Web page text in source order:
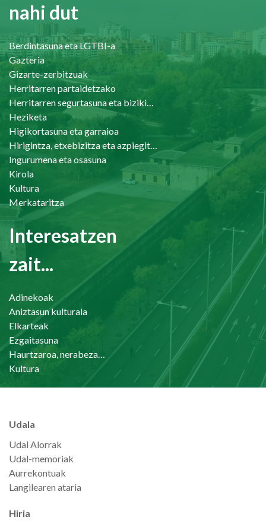
nahi dut
Berdintasuna eta LGTBI-a
Gazteria
Gizarte-zerbitzuak
Herritarren partaidetzako
Herritarren segurtasuna eta bizikidetasuna
Heziketa
Higikortasuna eta garraioa
Hirigintza, etxebizitza eta azpiegiturak
Ingurumena eta osasuna
Kirola
Kultura
Merkataritza
Interesatzen
zait...
Adinekoak
Aniztasun kulturala
Elkarteak
Ezgaitasuna
Haurtzaroa, nerabezaroa eta familia
Kultura
Udala
Udal Alorrak
Udal-memoriak
Aurrekontuak
Langilearen ataria
Hiria